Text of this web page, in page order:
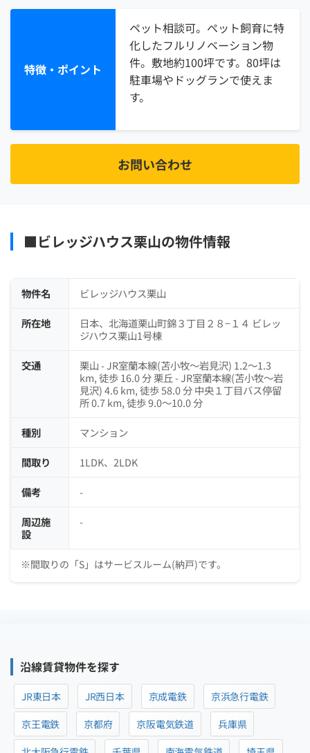
特徴・ポイント
ペット相談可。ペット飼育に特
化したフルリノベーション物
件。敷地約100坪です。80坪は
駐車場やドッグランで使えま
す。
お問い合わせ
■ビレッジハウス栗山の物件情報
物件名 ビレッジハウス栗山
所在地
日本、北海道栗山町錦３丁目２８−１４ ビレッ
ジハウス栗山1号棟
交通
栗山 - JR室蘭本線(苫小牧～岩見沢) 1.2～1.3
km, 徒歩 16.0 分 栗丘 - JR室蘭本線(苫小牧～岩
見沢) 4.6 km, 徒歩 58.0 分 中央１丁目バス停留
所 0.7 km, 徒歩 9.0～10.0 分
種別 マンション
間取り 1LDK、2LDK
備考 -
周辺施
設
-
※間取りの「S」はサービスルーム(納戸)です。
沿線賃貸物件を探す
JR東日本 JR西日本 京成電鉄
京浜急行電鉄
京王電鉄
京都府 京阪電気鉄道
兵庫県